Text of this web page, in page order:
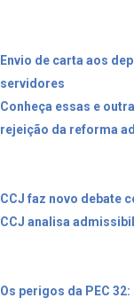
Envio de carta aos
servidores
Conheça essas e
rejeição da reforma
CCJ faz novo debate
CCJ analisa
Os perigos da PEC